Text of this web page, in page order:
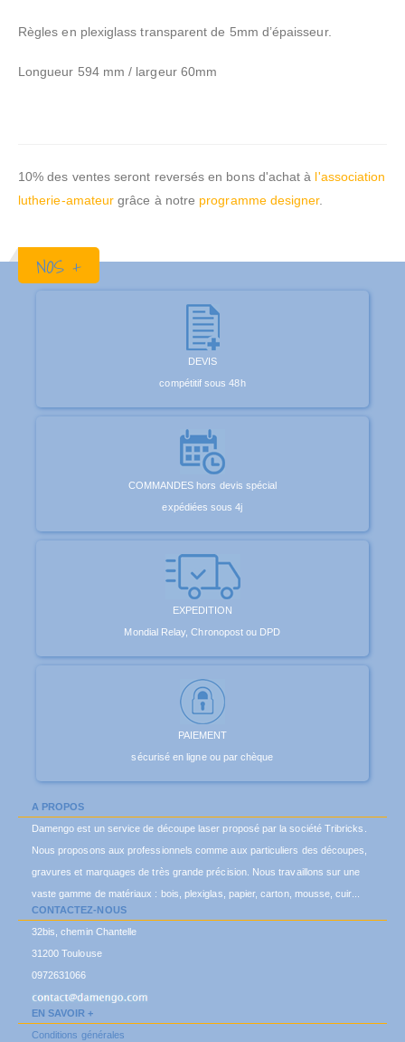
Règles en plexiglass transparent de 5mm d’épaisseur.
Longueur 594 mm / largeur 60mm
10% des ventes seront reversés en bons d'achat à l'association
lutherie-amateur grâce à notre programme designer.
NOS +
DEVIS
compétitif sous 48h
COMMANDES hors devis spécial
expédiées sous 4j
EXPEDITION
Mondial Relay, Chronopost ou DPD
PAIEMENT
sécurisé en ligne ou par chèque
A PROPOS
Damengo est un service de découpe laser proposé par la société Tribricks.
Nous proposons aux professionnels comme aux particuliers des découpes,
gravures et marquages de très grande précision. Nous travaillons sur une
vaste gamme de matériaux : bois, plexiglas, papier, carton, mousse, cuir...
CONTACTEZ-NOUS
32bis, chemin Chantelle
31200 Toulouse
0972631066
EN SAVOIR +
Conditions générales